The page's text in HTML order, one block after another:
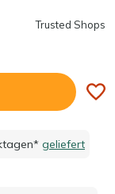
Trusted Shops
geliefert